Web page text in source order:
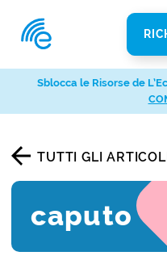
TUTTI GLI
caputo
Sblocca le Risorse de